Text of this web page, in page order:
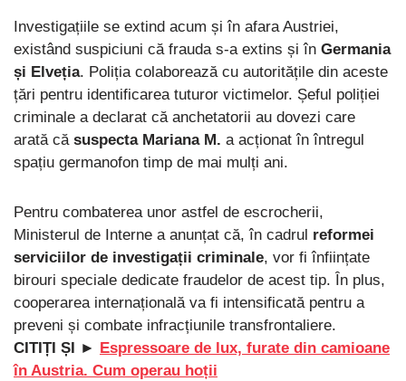
Investigațiile se extind acum și în afara Austriei,
existând suspiciuni că frauda s-a extins și în Germania
și Elveția. Poliția colaborează cu autoritățile din aceste
țări pentru identificarea tuturor victimelor. Șeful poliției
criminale a declarat că anchetatorii au dovezi care
arată căsuspecta Mariana M. a acționat în întregul
spațiu germanofon timp de mai mulți ani.
Pentru combaterea unor astfel de escrocherii,
Ministerul de Interne a anunțat că, în cadrul reformei
serviciilor de investigații criminale, vor fi înființate
birouri speciale dedicate fraudelor de acest tip. În plus,
cooperarea internațională va fi intensificată pentru a
preveni și combate infracțiunile transfrontaliere.
CITIȚI ȘI ►
Espressoare de lux, furate din camioane
în Austria. Cum operau hoții